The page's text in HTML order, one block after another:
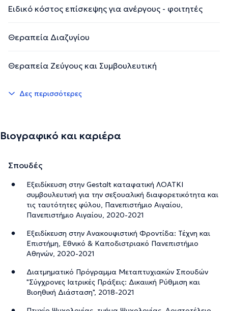
Ειδικό κόστος επίσκεψης για ανέργους - φοιτητές
Θεραπεία Διαζυγίου
Θεραπεία Ζεύγους και Συμβουλευτική
Δες περισσότερες
Βιογραφικό και καριέρα
Σπουδές
Εξειδίκευση στην Gestalt καταφατική ΛΟΑΤΚΙ
συμβουλευτική για την σεξουαλική διαφορετικότητα και
τις ταυτότητες φύλου, Πανεπιστήμιο Αιγαίου,
Πανεπιστήμιο Αιγαίου, 2020-2021
Εξειδίκευση στην Ανακουφιστική Φροντίδα: Τέχνη και
Επιστήμη, Εθνικό & Καποδιστριακό Πανεπιστήμιο
Αθηνών, 2020-2021
Διατμηματικό Πρόγραμμα Μεταπτυχιακών Σπουδών
"Σύγχρονες Ιατρικές Πράξεις: Δικαιική Ρύθμιση και
Βιοηθική Διάσταση", 2018-2021